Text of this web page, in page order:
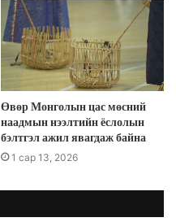
Өвөр Монголын цас мөсний
наадмын нээлтийн ёслолын
бэлтгэл ажил явагдаж байна
1 сар 13, 2026